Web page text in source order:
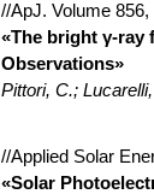
//ApJ. Volume
«The bright γ-ray
Observations»
Pittori, C.;
//Applied Solar
«Solar